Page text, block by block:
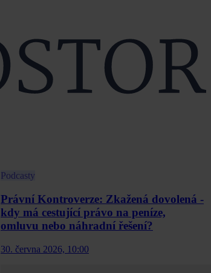
Podcasty
Právní Kontroverze: Zkažená dovolená -
kdy má cestující právo na peníze,
omluvu nebo náhradní řešení?
30. června 2026, 10:00